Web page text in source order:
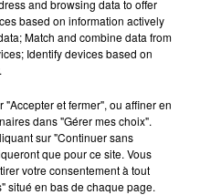
Gémeaux
and browsing data to offer
based on information actively
Match and combine data from
Identify devices based on
et fermer", ou affiner en
dans "Gérer mes choix".
sur "Continuer sans
que pour ce site. Vous
votre consentement à tout
situé en bas de chaque page.